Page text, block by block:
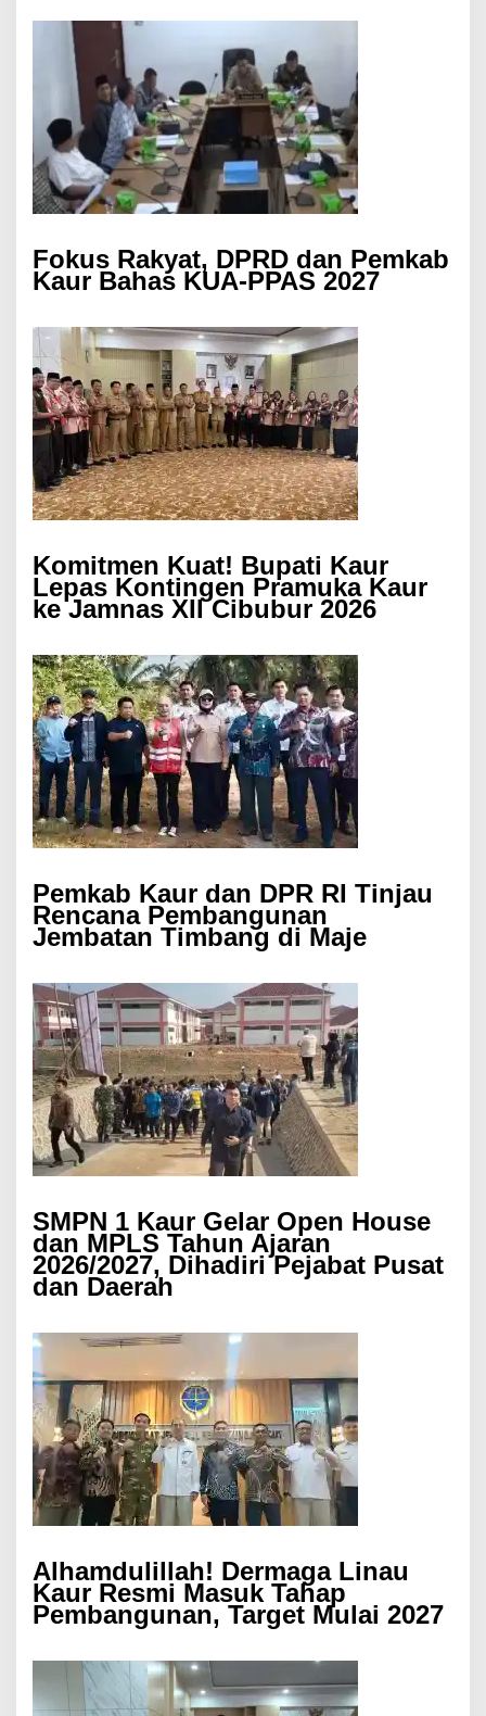
Fokus Rakyat, DPRD dan Pemkab
Kaur Bahas KUA-PPAS 2027
Komitmen Kuat! Bupati Kaur
Lepas Kontingen Pramuka Kaur
ke Jamnas XII Cibubur 2026
Pemkab Kaur dan DPR RI Tinjau
Rencana Pembangunan
Jembatan Timbang di Maje
SMPN 1 Kaur Gelar Open House
dan MPLS Tahun Ajaran
2026/2027, Dihadiri Pejabat Pusat
dan Daerah
Alhamdulillah! Dermaga Linau
Kaur Resmi Masuk Tahap
Pembangunan, Target Mulai 2027